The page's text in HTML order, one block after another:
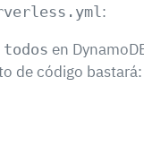
:
todos en
de código bastará: